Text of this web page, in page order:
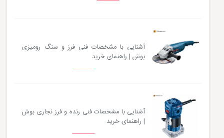
آشنایی با مشخصات فنی فرز و سنگ رومیزی
بوش | راهنمای خرید
آشنایی با مشخصات فنی رنده و فرز نجاری بوش
| راهنمای خرید